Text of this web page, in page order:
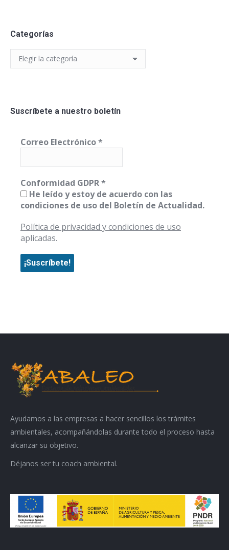
Categorías
Categorías
Suscríbete a nuestro boletín
Correo Electrónico*
Conformidad GDPR*
He leído y estoy de acuerdo con las
condiciones de uso del Boletín de Actualidad.
Política de privacidad y condiciones de uso
aplicadas.
Ayudamos a las empresas a hacer sencillos los trámites
ambientales, acompañándolas durante todo el proceso hasta
alcanzar su objetivo.
Déjanos ser tu coach ambiental.